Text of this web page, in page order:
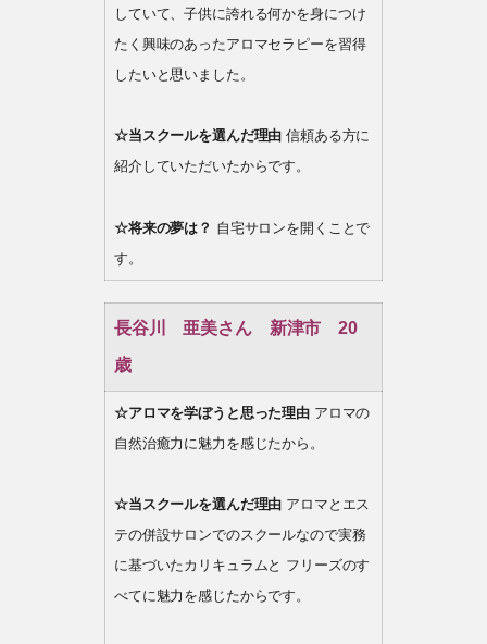
していて、子供に誇れる何かを身につけ
たく興味のあったアロマセラピーを習得
したいと思いました。
☆当スクールを選んだ理由 信頼ある方に
紹介していただいたからです。
☆将来の夢は？ 自宅サロンを開くことで
す。
長谷川 亜美さん 新津市 20
歳
☆アロマを学ぼうと思った理由 アロマの
自然治癒力に魅力を感じたから。
☆当スクールを選んだ理由 アロマとエス
テの併設サロンでのスクールなので実務
に基づいたカリキュラムと フリーズのす
べてに魅力を感じたからです。